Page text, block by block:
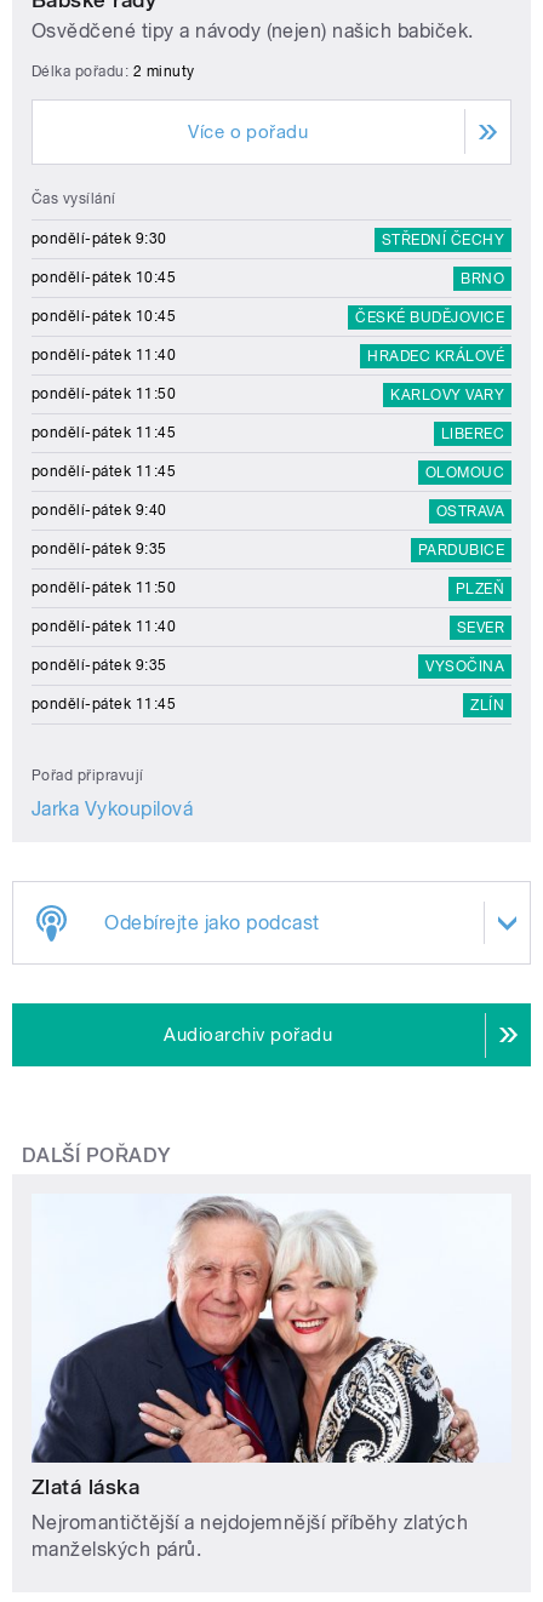
Osvědčené tipy a návody (nejen) našich babiček.
Délka pořadu: 2 minuty
Více o pořadu
Čas vysílání
pondělí-pátek 9:30 STŘEDNÍ ČECHY
pondělí-pátek 10:45 BRNO
pondělí-pátek 10:45 ČESKÉ BUDĚJOVICE
pondělí-pátek 11:40 HRADEC KRÁLOVÉ
pondělí-pátek 11:50 KARLOVY VARY
pondělí-pátek 11:45 LIBEREC
pondělí-pátek 11:45 OLOMOUC
pondělí-pátek 9:40 OSTRAVA
pondělí-pátek 9:35 PARDUBICE
pondělí-pátek 11:50 PLZEŇ
pondělí-pátek 11:40 SEVER
pondělí-pátek 9:35 VYSOČINA
pondělí-pátek 11:45 ZLÍN
Pořad připravují
Jarka Vykoupilová
Odebírejte jako podcast
Audioarchiv pořadu
DALŠÍ POŘADY
Zlatá láska
Nejromantičtější a nejdojemnější příběhy zlatých
manželských párů.